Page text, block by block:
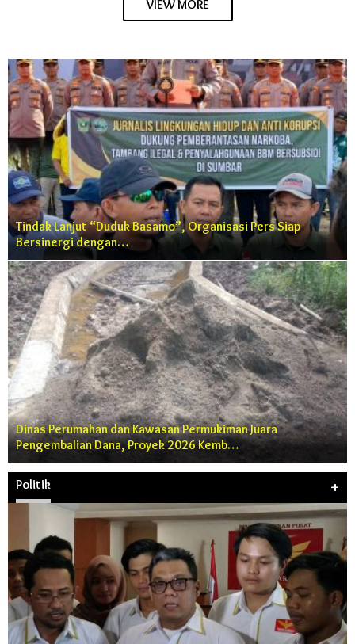
VIEW MORE
Tindak Lanjut “Duduk Basamo”, Organisasi Pers Siap
Bersinergi dengan…
Dinas Perumahan dan Kawasan Permukiman Juara
Pengembalian Dana, Proyek 2026 Kemb…
Politik +